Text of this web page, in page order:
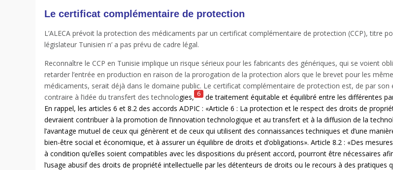
Le certificat complémentaire de protection
L’ALECA prévoit la protection des médicaments par un certificat complémentaire de protection (CCP), titre
législateur Tunisien n’ a pas prévu de cadre légal.
Reconnaître le CCP en Tunisie implique un risque sérieux pour les fabricants des génériques, qui se voient
retarder l’entrée en production en raison de la prorogation de la protection alors que le brevet pour les
médicaments, serait déjà dans le domaine public. Le certificat complémentaire de protection est, de par son
contraire à l’idée du transfert des technologies, 6 de traitement équitable et équilibré entre les différentes
En rappel, les articles 6 et 8.2 des accords ADPIC : «Article 6 : La protection et le respect des droits de
devraient contribuer à la promotion de l’innovation technologique et au transfert et à la diffusion de la
l’avantage mutuel de ceux qui génèrent et de ceux qui utilisent des connaissances techniques et d’une
bien-être social et économique, et à assurer un équilibre de droits et d’obligations». Article 8.2 : «Des
à condition qu’elles soient compatibles avec les dispositions du présent accord, pourront être nécessaires
l’usage abusif des droits de propriété intellectuelle par les détenteurs de droits ou le recours à des pratiques